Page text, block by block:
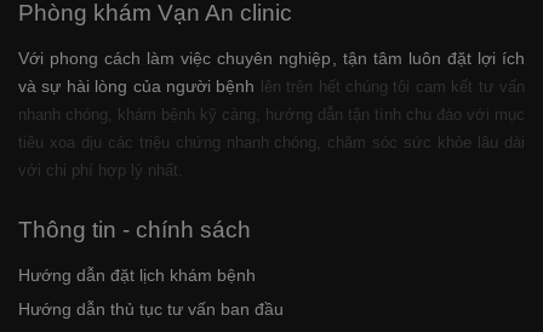
Phòng khám Vạn An clinic
Với phong cách làm việc chuyên nghiệp, tận tâm luôn đặt lợi ích
và sự hài lòng của người bệnh
lên trên hết chúng tôi cam kết tư vấn
nhanh chóng, khám bệnh kỹ càng, hướng dẫn tận tình chu đáo với mục
tiêu xoa dịu các triệu chứng nhanh chóng, chăm sóc sức khỏe lâu dài
với chi phí hợp lý nhất.
Thông tin - chính sách
Hướng dẫn đặt lịch khám bệnh
Hướng dẫn thủ tục tư vấn ban đầu